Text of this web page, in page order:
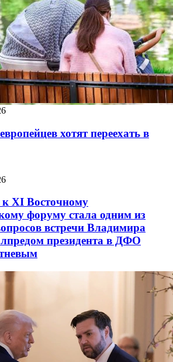
хотят переехать в
к XI Восточному
форуму стала одним из
встречи Владимира
президента в ДФО